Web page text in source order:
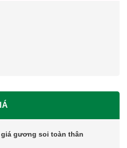
giá gương soi toàn thân